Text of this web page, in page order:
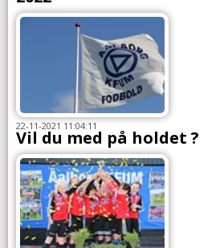
22-11-2021 11:04:11
Vil du med på holdet ?